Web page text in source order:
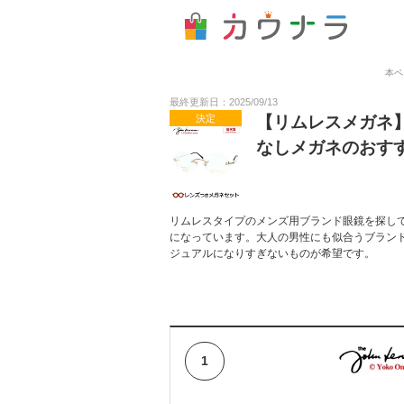
本
最終更新日：2025/09/13
決定
【リムレスメガ
なしメガネのおす
リムレスタイプのメンズ用ブランド眼鏡を探
になっています。大人の男性にも似合うブラ
ジュアルになりすぎないものが希望です。
1